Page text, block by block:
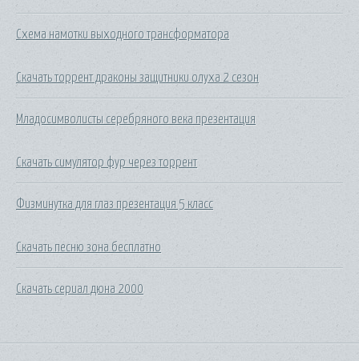
Схема намотки выходного трансформатора
Скачать торрент драконы защитники олуха 2 сезон
Младосимволисты серебряного века презентация
Скачать симулятор фур через торрент
Физминутка для глаз презентация 5 класс
Скачать песню зона бесплатно
Скачать сериал дюна 2000